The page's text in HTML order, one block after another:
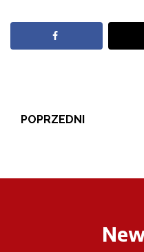
POPRZEDNI